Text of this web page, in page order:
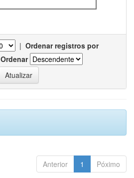
| Ordenar registros por
Ordenar
Anterior 1 Póximo